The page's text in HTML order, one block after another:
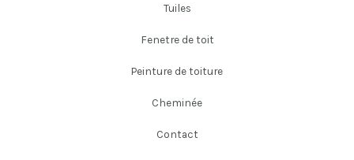
Tuiles
Fenetre de toit
Peinture de toiture
Cheminée
Contact